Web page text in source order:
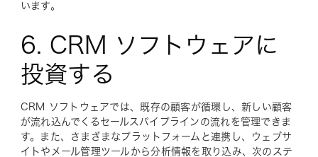
います。
6. CRM ソフトウェアに
投資する
CRM ソフトウェアでは、既存の顧客が循環し、新しい顧客
が流れ込んでくるセールスパイプラインの流れを管理できま
す。また、さまざまなプラットフォームと連携し、ウェブサ
イトやメール管理ツールから分析情報を取り込み、次のステ